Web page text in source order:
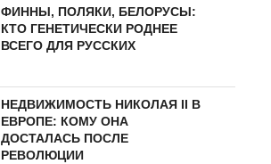
ФИННЫ, ПОЛЯКИ, БЕЛОРУСЫ:
КТО ГЕНЕТИЧЕСКИ РОДНЕЕ
ВСЕГО ДЛЯ РУССКИХ
НЕДВИЖИМОСТЬ НИКОЛАЯ II В
ЕВРОПЕ: КОМУ ОНА
ДОСТАЛАСЬ ПОСЛЕ
РЕВОЛЮЦИИ